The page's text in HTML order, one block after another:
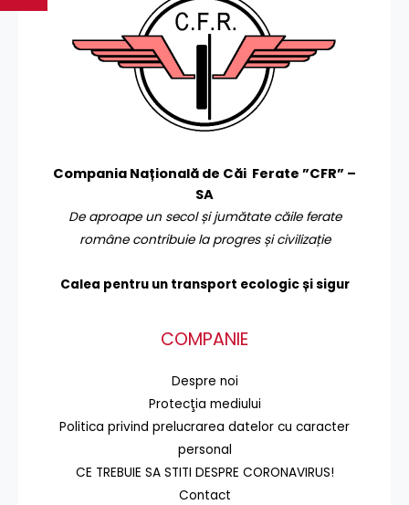
Compania Națională de Căi Ferate ”CFR” –
SA
De aproape un secol și jumătate căile ferate
române contribuie la progres și civilizație
Calea pentru un transport ecologic și sigur
COMPANIE
Despre noi
Protecţia mediului
Politica privind prelucrarea datelor cu caracter
personal
CE TREBUIE SA STITI DESPRE CORONAVIRUS!
Contact